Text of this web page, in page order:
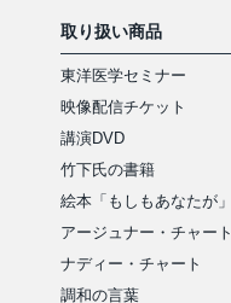
取り扱い商品
東洋医学セミナー
映像配信チケット
講演DVD
竹下氏の書籍
絵本「もしもあなたが」
アージュナー・チャート
ナディー・チャート
調和の言葉